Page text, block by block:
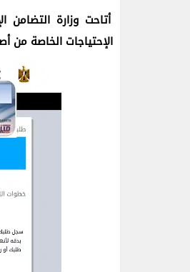
أتاحت وزارة التضامن
الإحتياجات الخاصة من